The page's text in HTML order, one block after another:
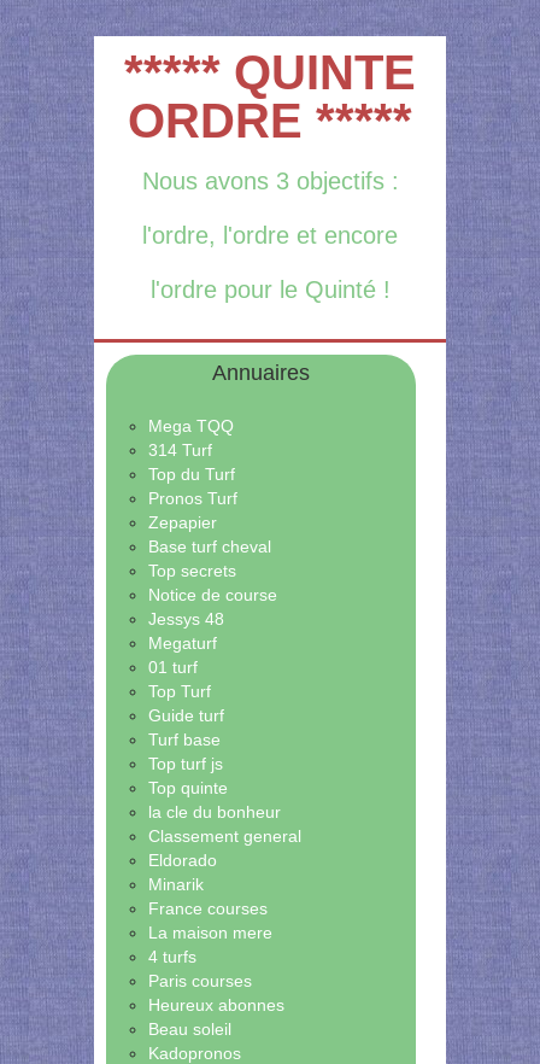
***** QUINTE
ORDRE *****
Nous avons 3 objectifs :
l'ordre, l'ordre et encore
l'ordre pour le Quinté !
Annuaires
Mega TQQ
314 Turf
Top du Turf
Pronos Turf
Zepapier
Base turf cheval
Top secrets
Notice de course
Jessys 48
Megaturf
01 turf
Top Turf
Guide turf
Turf base
Top turf js
Top quinte
la cle du bonheur
Classement general
Eldorado
Minarik
France courses
La maison mere
4 turfs
Paris courses
Heureux abonnes
Beau soleil
Kadopronos